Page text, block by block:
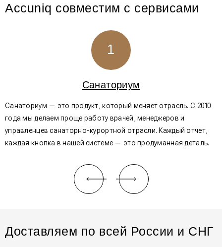
Accuniq совместим с сервисами
1
Санаториум
Санаториум — это продукт, который меняет отрасль. С 2010
года мы делаем проще работу врачей, менеджеров и
управленцев санаторно-курортной отрасли. Каждый отчет,
каждая кнопка в нашей системе — это продуманная деталь.
Доставляем по всей России и СНГ